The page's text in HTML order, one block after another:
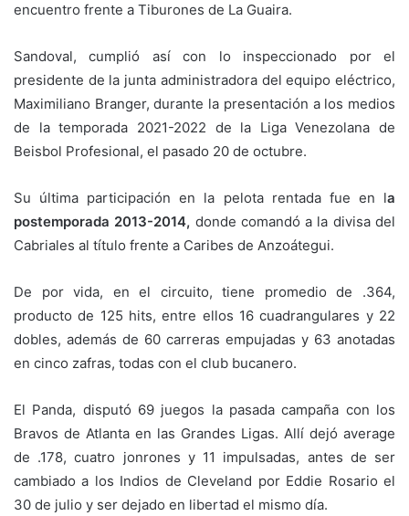
encuentro frente a Tiburones de La Guaira.
Sandoval, cumplió así con lo inspeccionado por el
presidente de la junta administradora del equipo eléctrico,
Maximiliano Branger, durante la presentación a los medios
de la temporada 2021-2022 de la Liga Venezolana de
Beisbol Profesional, el pasado 20 de octubre.
Su última participación en la pelota rentada fue en la
postemporada 2013-2014, donde comandó a la divisa del
Cabriales al título frente a Caribes de Anzoátegui.
De por vida, en el circuito, tiene promedio de .364,
producto de 125 hits, entre ellos 16 cuadrangulares y 22
dobles, además de 60 carreras empujadas y 63 anotadas
en cinco zafras, todas con el club bucanero.
El Panda, disputó 69 juegos la pasada campaña con los
Bravos de Atlanta en las Grandes Ligas. Allí dejó average
de .178, cuatro jonrones y 11 impulsadas, antes de ser
cambiado a los Indios de Cleveland por Eddie Rosario el
30 de julio y ser dejado en libertad el mismo día.